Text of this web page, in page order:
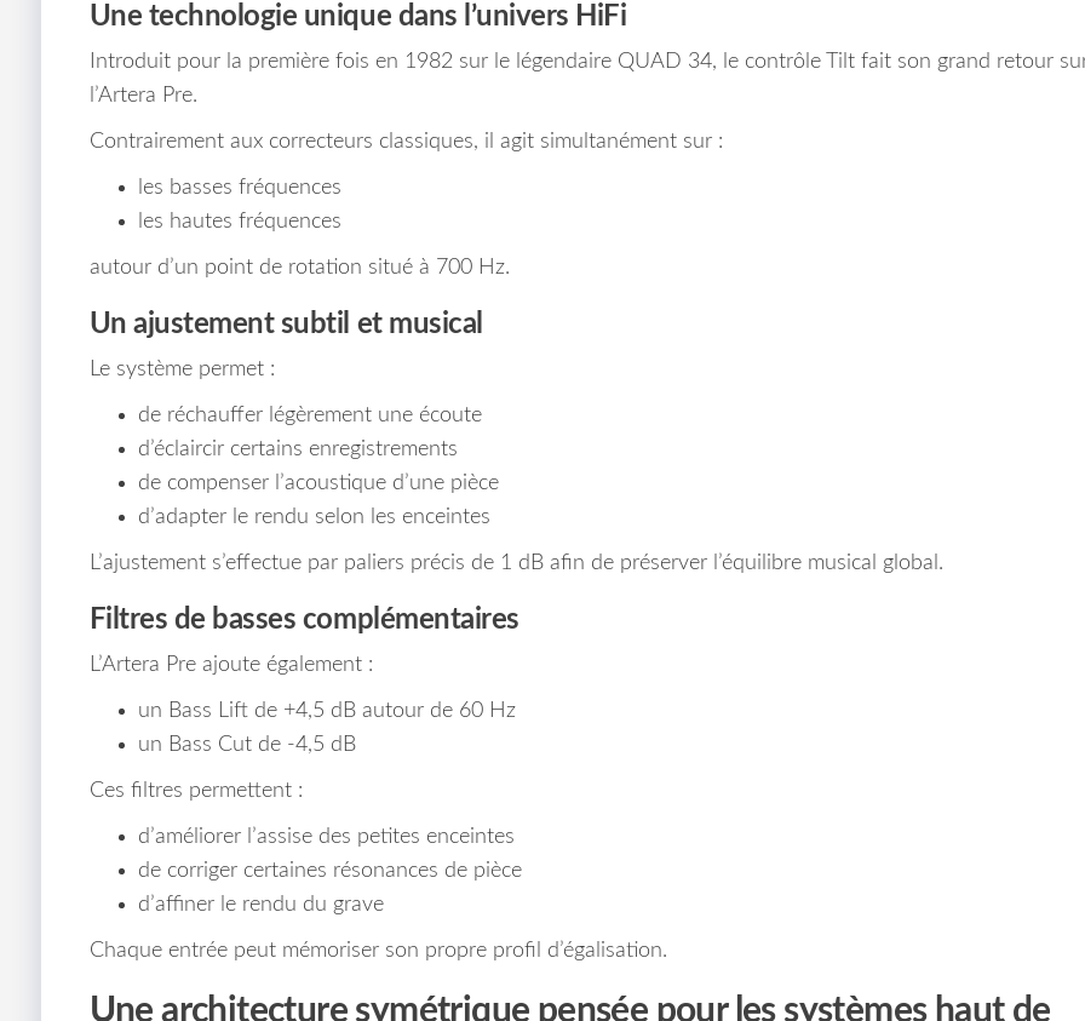
Une technologie unique dans l’univers HiFi
Introduit pour la première fois en 1982 sur le légendaire QUAD 34, le contrôle Tilt fait son grand retour
l’Artera Pre.
Contrairement aux correcteurs classiques, il agit simultanément sur :
les basses fréquences
les hautes fréquences
autour d’un point de rotation situé à 700 Hz.
Un ajustement subtil et musical
Le système permet :
de réchauffer légèrement une écoute
d’éclaircir certains enregistrements
de compenser l’acoustique d’une pièce
d’adapter le rendu selon les enceintes
L’ajustement s’effectue par paliers précis de 1 dB afin de préserver l’équilibre musical global.
Filtres de basses complémentaires
L’Artera Pre ajoute également :
un Bass Lift de +4,5 dB autour de 60 Hz
un Bass Cut de -4,5 dB
Ces filtres permettent :
d’améliorer l’assise des petites enceintes
de corriger certaines résonances de pièce
d’affiner le rendu du grave
Chaque entrée peut mémoriser son propre profil d’égalisation.
Une architecture symétrique pensée pour les systèmes haut de